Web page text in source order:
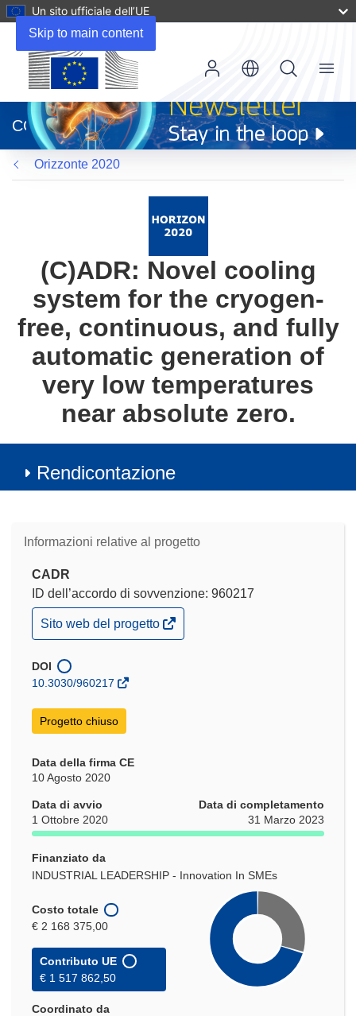
Skip to main content
Un sito ufficiale dell’UE
apre
in
una
nuova
finestra)
CORDIS
Menu
Orizzonte 2020
(C)ADR: Novel cooling
system for the cryogen-
free, continuous, and fully
automatic generation of
very low temperatures
near absolute zero.
Rendicontazione
Informazioni relative al progetto
CADR
ID dell’accordo di sovvenzione: 960217
(si
apre
una
nuova
Sito web del progetto
DOI
10.3030/960217
Progetto chiuso
Data della firma CE
10 Agosto 2020
Data di avvio
1 Ottobre 2020
Data di completamento
31 Marzo 2023
Finanziato da
INDUSTRIAL LEADERSHIP - Innovation In SMEs
Costo totale
€ 2 168 375,00
Contributo UE
€ 1 517 862,50
Coordinato da